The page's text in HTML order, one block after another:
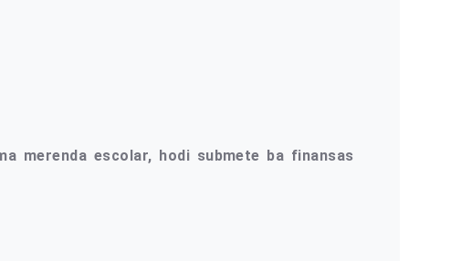
merenda escolar, hodi submete ba finansas